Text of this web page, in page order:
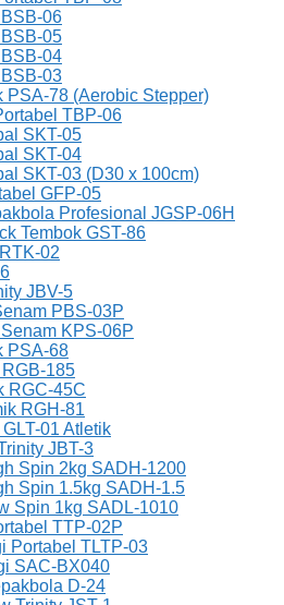
06
05
04
03
PSA-78 (Aerobic Stepper)
TBP-06
SKT-05
SKT-04
SKT-03 (D30 x 100cm)
GFP-05
Profesional JGSP-06H
Tembok GST-86
02
JBV-5
PBS-03P
KPS-06P
PSA-68
185
RGC-45C
RGH-81
01 Atletik
JBT-3
Spin 2kg SADH-1200
Spin 1.5kg SADH-1.5
Spin 1kg SADL-1010
TTP-02P
Portabel TLTP-03
SAC-BX040
D-24